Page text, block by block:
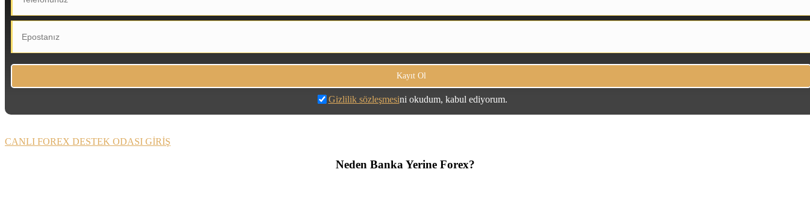
Gizlilik sözleşmesini okudum, kabul ediyorum.
CANLI FOREX DESTEK ODASI GİRİŞ
Neden Banka Yerine Forex?